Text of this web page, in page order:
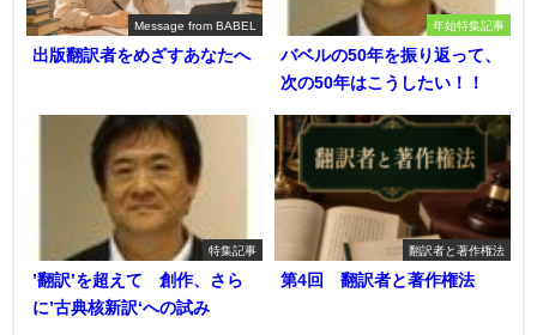
Message from BABEL
出版翻訳者をめざすあなたへ
年始特集記事
バベルの50年を振り返って、
次の50年はこうしたい！！
特集記事
’翻訳’を超えて 創作、さら
に’古典核新訳‘への試み
翻訳者と著作権法
第4回 翻訳者と著作権法